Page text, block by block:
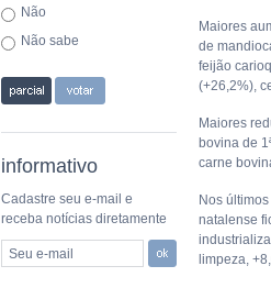
Não
Não sabe
informativo
Cadastre seu e-mail e
receba notícias diretamente
Seu e-mail
Maiores
de
feijão
(+26,2%),
Maiores
bovina de
carne
Nos
natalense
limpeza,